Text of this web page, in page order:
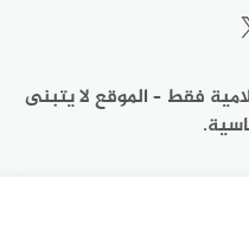
فقط – الموقع لا يتبنى